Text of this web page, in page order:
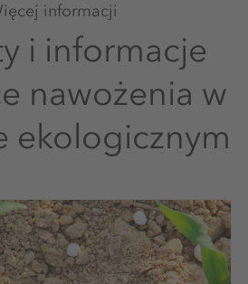
informacji
i informacje
nawożenia w
ekologicznym